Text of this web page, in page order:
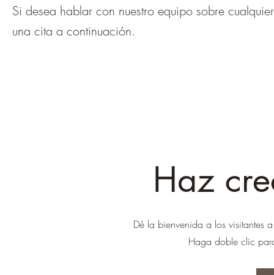
Si desea hablar con nuestro equipo sobre
una cita a continuación.
Haz
Dé la bienvenida a los visitantes
Haga doble clic